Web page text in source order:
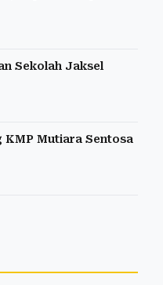
Sekolah Jaksel
Mutiara Sentosa